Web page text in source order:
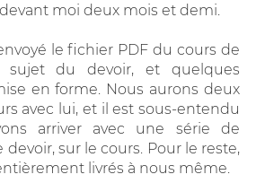
moi deux mois et demi.
le fichier PDF du cours de
sujet du devoir, et quelques
en forme. Nous aurons deux
avec lui, et il est sous-entendu
arriver avec une série de
devoir, sur le cours. Pour le reste,
livrés à nous même.